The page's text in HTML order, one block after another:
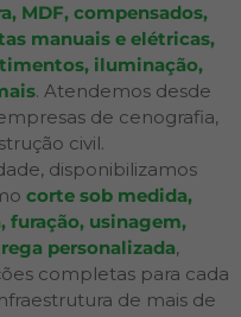
MDF, compensados,
manuais e elétricas,
iluminação,
. Atendemos desde
de cenografia,
civil.
disponibilizamos
corte sob medida,
furação, usinagem,
personalizada,
completas para cada
de mais de